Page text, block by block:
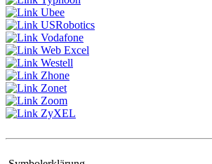
Ubee
USRobotics
Vodafone
Web Excel
Westell
Zhone
Zonet
Zoom
ZyXEL